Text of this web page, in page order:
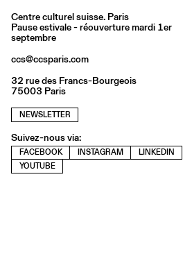
Centre culturel suisse. Paris
Pause estivale - réouverture mardi 1er
septembre
ccs@ccsparis.com
32 rue des Francs-Bourgeois
75003 Paris
NEWSLETTER
Suivez-nous via:
FACEBOOK INSTAGRAM
LINKEDIN
YOUTUBE